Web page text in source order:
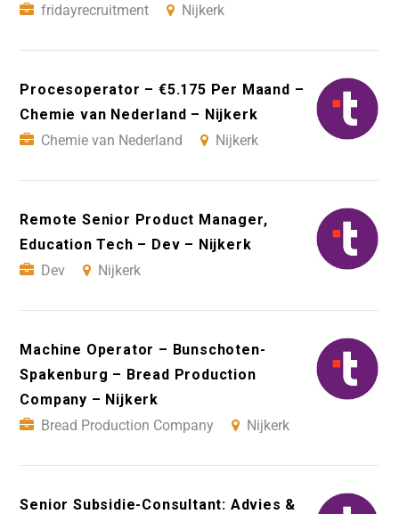
fridayrecruitment
Nijkerk
Procesoperator – €5.175 Per Maand –
Chemie van Nederland – Nijkerk
Chemie van Nederland
Nijkerk
Remote Senior Product Manager,
Education Tech – Dev – Nijkerk
Dev
Nijkerk
Machine Operator – Bunschoten-
Spakenburg – Bread Production
Company – Nijkerk
Bread Production Company
Nijkerk
Senior Subsidie-Consultant: Advies &